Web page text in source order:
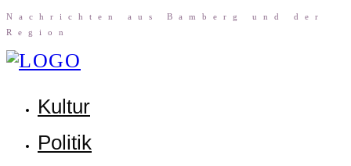
Nach­rich­ten aus Bam­berg und der
Region
Kul­tur
Poli­tik